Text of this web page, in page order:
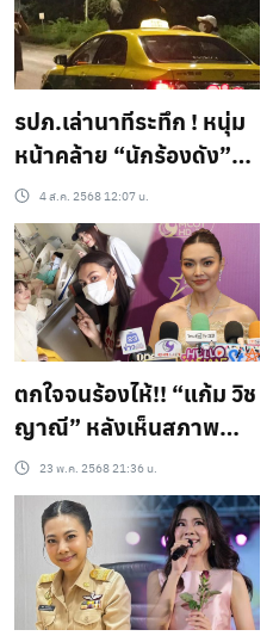
รปภ.เล่านาทีระทึก ! หนุ่ม
หน้าคล้าย “นักร้องดัง”
นั่งหลับป้ายรถเมล์ ก่อนลุก
โวยวาย-กรี๊ดใส่ กระโดด
เกาะแท็กซี่ ก่อนเหตุแทง
กันในปั๊ม
4 ส.ค. 2568 12:07 น.
ตกใจจนร้องไห้!! “แก้ม วิช
ญาณี” หลังเห็นสภาพ
“ตั้ม วราวุธ” ไม่คิดว่าจะ
หนัก ตอนนี้อาการดีขึ้น
เรื่อยๆ ได้คลิปหลักฐาน
แล้ว หลังจากนี้เป็นเรื่อง
ของคดีความ..?
23 พ.ค. 2568 21:36 น.